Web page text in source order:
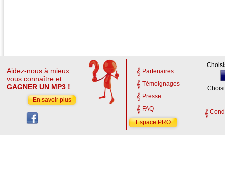
Aidez-nous à mieux
vous connaître et
GAGNER UN MP3 !
En savoir plus
Partenaires
Témoignages
Presse
FAQ
Espace PRO